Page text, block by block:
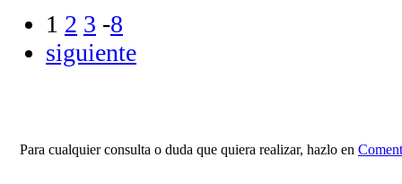
1 2 3 -8
siguiente
Para cualquier consulta o duda que quiera realizar, hazlo en